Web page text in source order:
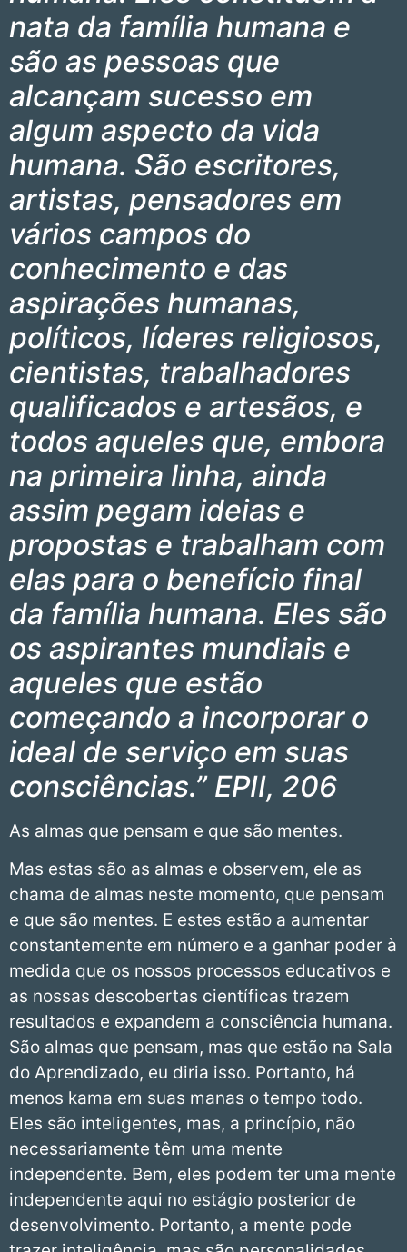
nata da família humana e
são as pessoas que
alcançam sucesso em
algum aspecto da vida
humana. São escritores,
artistas, pensadores em
vários campos do
conhecimento e das
aspirações humanas,
políticos, líderes religiosos,
cientistas, trabalhadores
qualificados e artesãos, e
todos aqueles que, embora
na primeira linha, ainda
assim pegam ideias e
propostas e trabalham com
elas para o benefício final
da família humana. Eles são
os aspirantes mundiais e
aqueles que estão
começando a incorporar o
ideal de serviço em suas
consciências.” EPII, 206
As almas que pensam e que são mentes.
Mas estas são as almas e observem, ele as
chama de almas neste momento, que pensam
e que são mentes. E estes estão a aumentar
constantemente em número e a ganhar poder à
medida que os nossos processos educativos e
as nossas descobertas científicas trazem
resultados e expandem a consciência humana.
São almas que pensam, mas que estão na Sala
do Aprendizado, eu diria isso. Portanto, há
menos kama em suas manas o tempo todo.
Eles são inteligentes, mas, a princípio, não
necessariamente têm uma mente
independente. Bem, eles podem ter uma mente
independente aqui no estágio posterior de
desenvolvimento. Portanto, a mente pode